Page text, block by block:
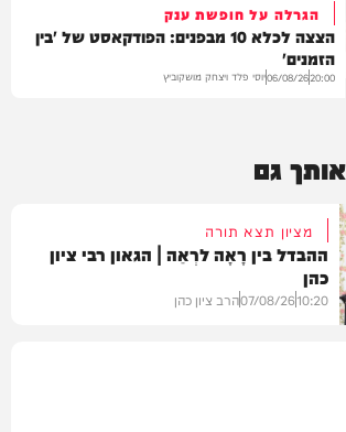
הגרלה על חופשת ענק
הצצה לכלא 10 מבפנים: הפודקאסט של 'בין
הזמנים'
20:00
06/08/26יוסי פלד ויצחק מושקוביץ
אותך גם
מציון תצא תורה
ההבדל בין רָאָה לרְאֵה | הגאון רבי ציון
כהן
10:20
07/08/26הרב ציון כהן